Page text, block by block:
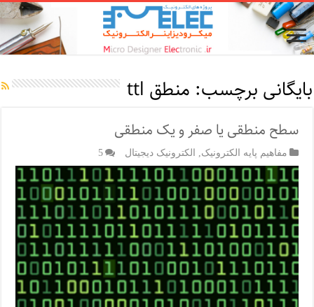
بایگانی برچسب: منطق ttl
سطح منطقی یا صفر و یک منطقی
مفاهیم پایه الکترونیک الکترونیک دیجیتال 5